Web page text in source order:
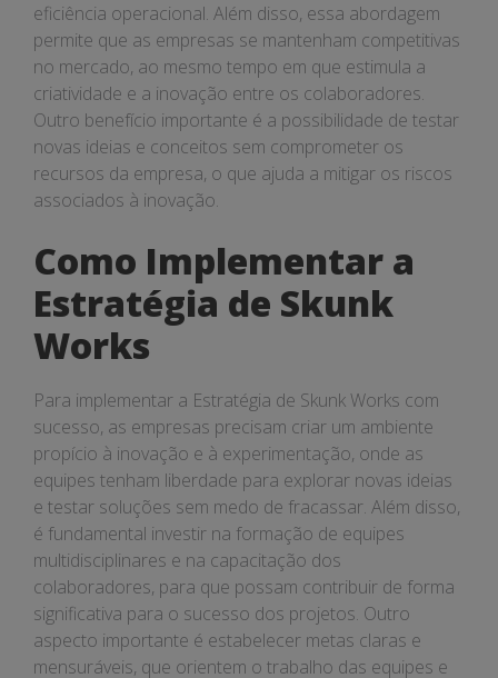
eficiência operacional. Além disso, essa abordagem
permite que as empresas se mantenham competitivas
no mercado, ao mesmo tempo em que estimula a
criatividade e a inovação entre os colaboradores.
Outro benefício importante é a possibilidade de testar
novas ideias e conceitos sem comprometer os
recursos da empresa, o que ajuda a mitigar os riscos
associados à inovação.
Como Implementar a
Estratégia de Skunk
Works
Para implementar a Estratégia de Skunk Works com
sucesso, as empresas precisam criar um ambiente
propício à inovação e à experimentação, onde as
equipes tenham liberdade para explorar novas ideias
e testar soluções sem medo de fracassar. Além disso,
é fundamental investir na formação de equipes
multidisciplinares e na capacitação dos
colaboradores, para que possam contribuir de forma
significativa para o sucesso dos projetos. Outro
aspecto importante é estabelecer metas claras e
mensuráveis, que orientem o trabalho das equipes e